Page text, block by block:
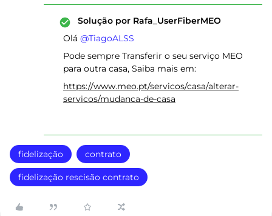
Solução por Rafa_UserFiberMEO
Olá ​ @TiagoALSS
Pode sempre Transferir o seu serviço MEO
para outra casa, Saiba mais em:
https://www.meo.pt/servicos/casa/alterar-
servicos/mudanca-de-casa
fidelização contrato
fidelização rescisão contrato